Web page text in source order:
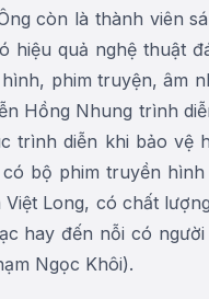
còn là thành viên
hiệu quả nghệ thuật
phim truyện, âm
Hồng Nhung trình
trình diễn khi bảo vệ
bộ phim truyền
Long, có chất
hay đến nỗi có
Ngọc Khôi).